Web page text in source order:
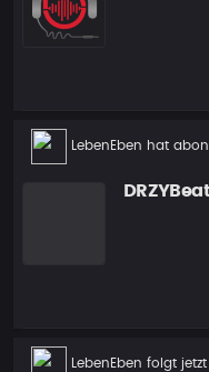
LebenEben hat
Neuer
LebenEben folgt jetzt